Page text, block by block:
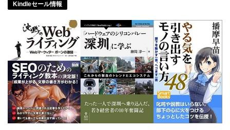
Kindleセール情報